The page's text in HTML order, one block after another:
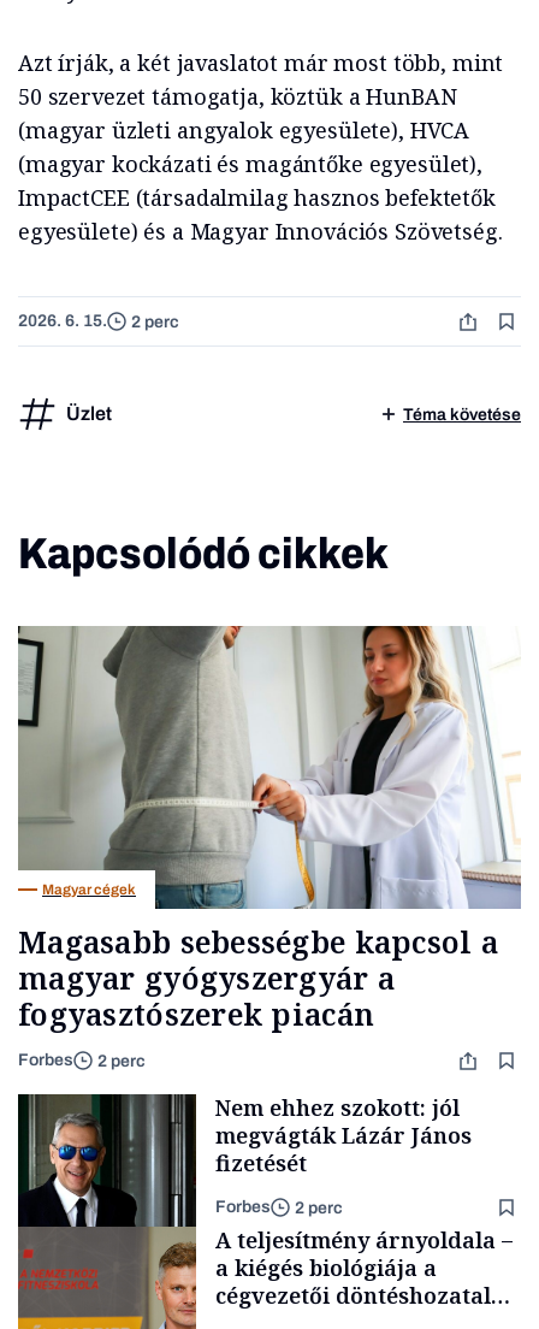
Azt írják, a két javaslatot már most több, mint
50 szervezet támogatja, köztük a HunBAN
(magyar üzleti angyalok egyesülete), HVCA
(magyar kockázati és magántőke egyesület),
ImpactCEE (társadalmilag hasznos befektetők
egyesülete) és a Magyar Innovációs Szövetség.
2026. 6. 15. 2 perc
Üzlet Téma követése
Kapcsolódó cikkek
Magyar cégek
Magasabb sebességbe kapcsol a
magyar gyógyszergyár a
fogyasztószerek piacán
Forbes 2 perc
Nem ehhez szokott: jól
megvágták Lázár János
fizetését
Forbes 2 perc
A teljesítmény árnyoldala –
a kiégés biológiája a
cégvezetői döntéshozatal